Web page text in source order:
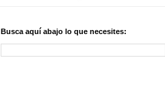
Busca aquí abajo lo que necesites: